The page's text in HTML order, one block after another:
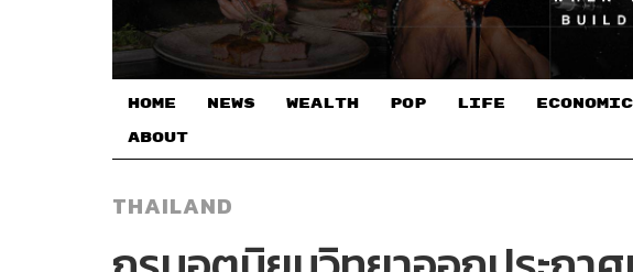
HOME NEWS WEALTH POP LIFE
ABOUT
THAILAND